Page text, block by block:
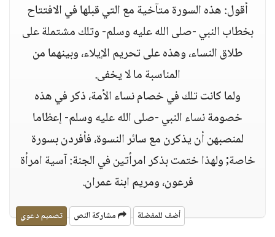
أقول: هذه السورة متآخية مع التي قبلها في الافتتاح
بخطاب النبي -صلى الله عليه وسلم- وتلك مشتملة على
طلاق النساء، وهذه على تحريم الإيلاء، وبينهما من
المناسبة ما لا يخفى.
ولما كانت تلك في خصام نساء الأمة، ذكر في هذه
خصومة نساء النبي -صلى الله عليه وسلم- إعظاما
لمنصبهن أن يذكرن مع سائر النسوة، فأفردن بسورة
خاصة; ولهذا ختمت بذكر امرأتين في الجنة: آسية امرأة
فرعون، ومريم ابنة عمران.
أضف للمفضلة مشاركة النص تصميم دعوي